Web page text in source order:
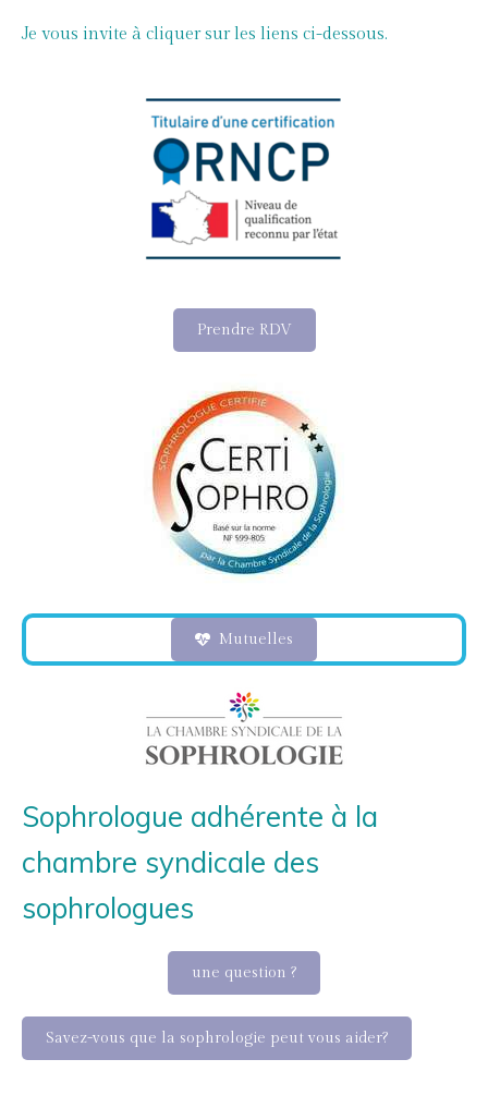
Je vous invite à cliquer sur les liens ci-dessous.
Prendre RDV
Mutuelles
Sophrologue adhérente à la
chambre syndicale des
sophrologues
une question ?
Savez-vous que la sophrologie peut vous aider?